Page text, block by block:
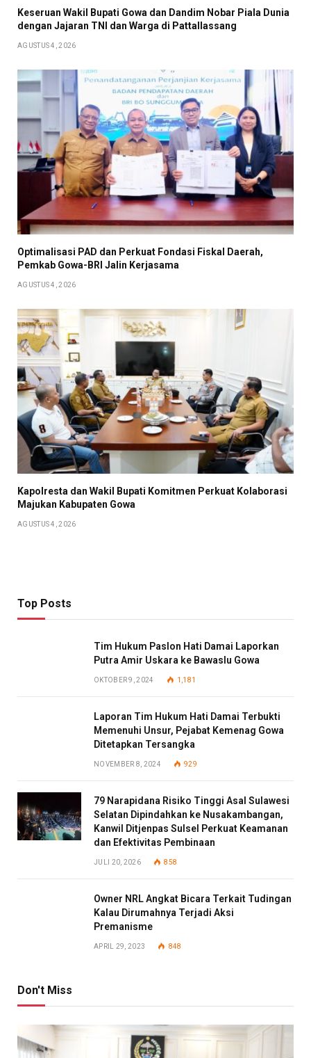
Keseruan Wakil Bupati Gowa dan Dandim Nobar Piala Dunia
dengan Jajaran TNI dan Warga di Pattallassang
AGUSTUS 4, 2026
Optimalisasi PAD dan Perkuat Fondasi Fiskal Daerah,
Pemkab Gowa-BRI Jalin Kerjasama
AGUSTUS 4, 2026
Kapolresta dan Wakil Bupati Komitmen Perkuat Kolaborasi
Majukan Kabupaten Gowa
AGUSTUS 4, 2026
Top Posts
Tim Hukum Paslon Hati Damai Laporkan
Putra Amir Uskara ke Bawaslu Gowa
OKTOBER 9, 2024 1,181
Laporan Tim Hukum Hati Damai Terbukti
Memenuhi Unsur, Pejabat Kemenag Gowa
Ditetapkan Tersangka
NOVEMBER 8, 2024 929
79 Narapidana Risiko Tinggi Asal Sulawesi
Selatan Dipindahkan ke Nusakambangan,
Kanwil Ditjenpas Sulsel Perkuat Keamanan
dan Efektivitas Pembinaan
JULI 20, 2026 858
Owner NRL Angkat Bicara Terkait Tudingan
Kalau Dirumahnya Terjadi Aksi
Premanisme
APRIL 29, 2023 848
Don't Miss